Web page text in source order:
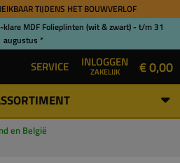
TIJDENS HET BOUWVERLOF
MDF Folieplinten (wit & zwart) - t/m 31
augustus *
SERVICE INLOGGEN
ZAKELIJK € 0,00
en België